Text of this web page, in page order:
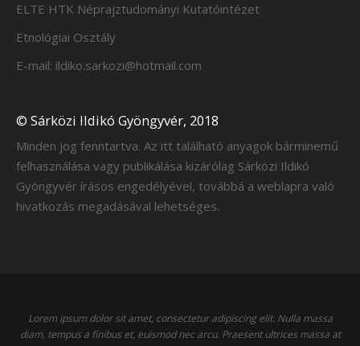
ELTE HTK Néprajztudományi Kutatóintézet
Etnológiai Osztály
E-mail: ildiko.sarkozi@hotmail.com
© Sárközi Ildikó Gyöngyvér, 2018
Minden jog fenntartva. Az itt található anyagok bárminemű
felhasználása vagy publikálása kizárólag Sárközi Ildikó
Gyöngyvér írásos engedélyével, továbbá a weblapra való
hivatkozás megadásával lehetséges.
Lorem ipsum dolor sit amet, consectetur adipiscing elit. Nulla massa
diam, tempus a finibus et, euismod nec arcu. Praesent ultrices massa at